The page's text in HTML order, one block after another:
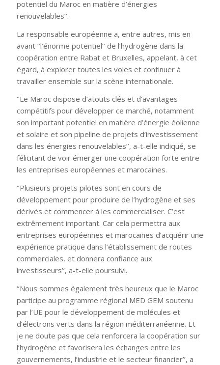
potentiel du Maroc en matière d’énergies
renouvelables’’.
La responsable européenne a, entre autres, mis en
avant ‘’l’énorme potentiel’’ de l’hydrogène dans la
coopération entre Rabat et Bruxelles, appelant, à cet
égard, à explorer toutes les voies et continuer à
travailler ensemble sur la scène internationale.
‘’Le Maroc dispose d’atouts clés et d’avantages
compétitifs pour développer ce marché, notamment
son important potentiel en matière d’énergie éolienne
et solaire et son pipeline de projets d’investissement
dans les énergies renouvelables’’, a-t-elle indiqué, se
félicitant de voir émerger une coopération forte entre
les entreprises européennes et marocaines.
‘’Plusieurs projets pilotes sont en cours de
développement pour produire de l’hydrogène et ses
dérivés et commencer à les commercialiser. C’est
extrêmement important. Car cela permettra aux
entreprises européennes et marocaines d’acquérir une
expérience pratique dans l’établissement de routes
commerciales, et donnera confiance aux
investisseurs’’, a-t-elle poursuivi.
‘’Nous sommes également très heureux que le Maroc
participe au programme régional MED GEM soutenu
par l’UE pour le développement de molécules et
d’électrons verts dans la région méditerranéenne. Et
je ne doute pas que cela renforcera la coopération sur
l’hydrogène et favorisera les échanges entre les
gouvernements, l’industrie et le secteur financier’’, a